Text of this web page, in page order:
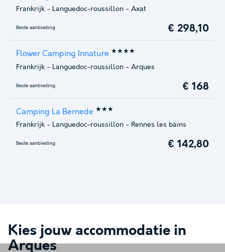
Frankrijk - Languedoc-roussillon - Axat
Beste aanbieding € 298,10
Flower Camping Innature ★★★★
Frankrijk - Languedoc-roussillon - Arques
Beste aanbieding € 168
Camping La Bernede ★★★
Frankrijk - Languedoc-roussillon - Rennes les bains
Beste aanbieding € 142,80
Kies jouw accommodatie in
Arques